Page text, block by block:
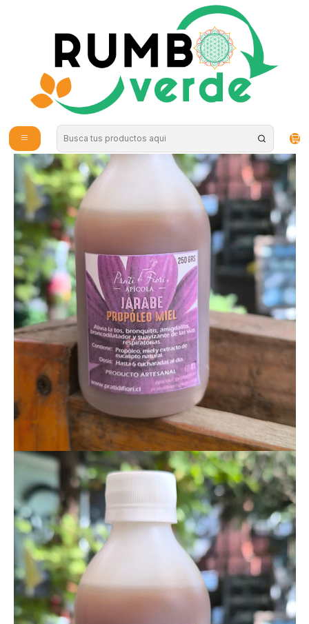
Envío gratis por compras sobre los 59.990 en la provincia de Santiago
Inmunidad
Jarabe miel propoleo eucalipto 250ml Prati di fiori